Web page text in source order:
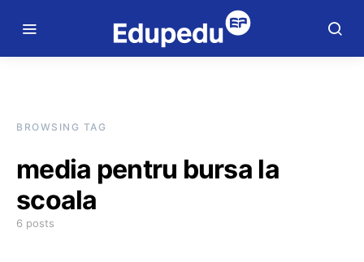
BROWSING TAG
media pentru bursa la
scoala
6 posts